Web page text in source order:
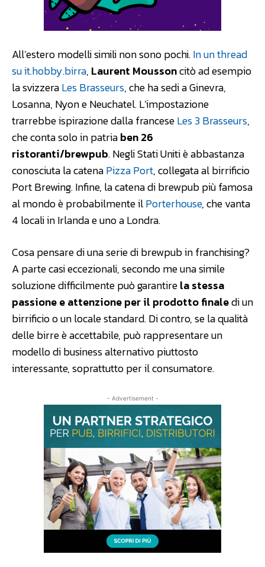
All’estero modelli simili non sono pochi.In un thread
su it.hobby.birra, Laurent Moussoncitò ad esempio
la svizzeraLes Brasseurs, che ha sedi a Ginevra,
Losanna, Nyon e Neuchatel. L’impostazione
trarrebbe ispirazione dalla franceseLes 3 Brasseurs,
che conta solo in patriaben 26
ristoranti/brewpub. Negli Stati Uniti è abbastanza
conosciuta la catenaPizza Port, collegata al birrificio
Port Brewing. Infine, la catena di brewpub più famosa
al mondo è probabilmente ilPorterhouse, che vanta
4 locali in Irlanda e uno a Londra.
Cosa pensare di una serie di brewpub in franchising?
A parte casi eccezionali, secondo me una simile
soluzione difficilmente può garantirela stessa
passione e attenzione per il prodotto finaledi un
birrificio o un locale standard. Di contro, se la qualità
delle birre è accettabile, può rappresentare un
modello di business alternativo piuttosto
interessante, soprattutto per il consumatore.
- Advertisement -